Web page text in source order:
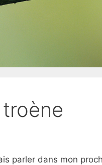
parler dans mon